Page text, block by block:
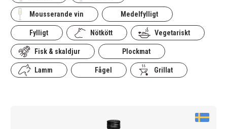
Mousserande vin Medelfylligt
Fylligt Nötkött Vegetariskt
Fisk & skaldjur Plockmat
Lamm Fågel Grillat